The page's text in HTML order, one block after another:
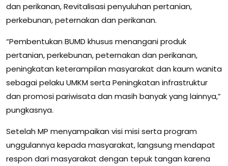
dan perikanan, Revitalisasi penyuluhan pertanian,
perkebunan, peternakan dan perikanan.
“Pembentukan BUMD khusus menangani produk
pertanian, perkebunan, peternakan dan perikanan,
peningkatan keterampilan masyarakat dan kaum wanita
sebagai pelaku UMKM serta Peningkatan infrastruktur
dan promosi pariwisata dan masih banyak yang lainnya,”
pungkasnya.
Setelah MP menyampaikan visi misi serta program
unggulannya kepada masyarakat, langsung mendapat
respon dari masyarakat dengan tepuk tangan karena